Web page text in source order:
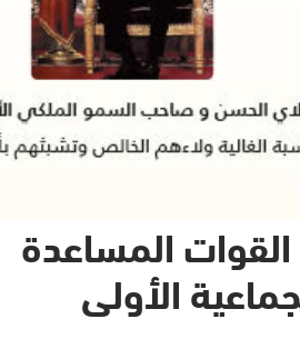
المساعدة
الأولى